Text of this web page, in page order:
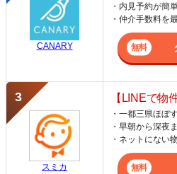
CANARY
・内見予約が簡
・仲介手数料を
スミカ
【LINEで物
・一都三県ほぼ
・早朝から深夜
・ネットにない